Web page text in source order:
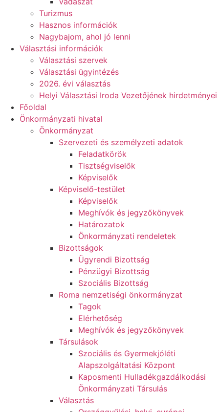
Turizmus
Hasznos információk
Nagybajom, ahol jó lenni
Választási információk
Választási szervek
Választási ügyintézés
2026. évi választás
Helyi Választási Iroda Vezetőjének hirdetményei
Főoldal
Önkormányzati hivatal
Önkormányzat
Szervezeti és személyzeti adatok
Feladatkörök
Tisztségviselők
Képviselők
Képviselő-testület
Képviselők
Meghívók és jegyzőkönyvek
Határozatok
Önkormányzati rendeletek
Bizottságok
Ügyrendi Bizottság
Pénzügyi Bizottság
Szociális Bizottság
Roma nemzetiségi önkormányzat
Tagok
Elérhetőség
Meghívók és jegyzőkönyvek
Társulások
Szociális és Gyermekjóléti
Alapszolgáltatási Központ
Kaposmenti Hulladékgazdálkodási
Önkormányzati Társulás
Választás